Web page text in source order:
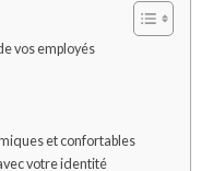
vos employés
et confortables
votre identité